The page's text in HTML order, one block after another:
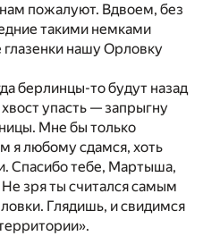
пожалуют. Вдвоем, без
такими немками
глазенки нашу Орловку
берлинцы-то будут назад
упасть — запрыгну
Мне бы только
я любому сдамся, хоть
Спасибо тебе, Мартыша,
зря ты считался самым
Глядишь, и свидимся